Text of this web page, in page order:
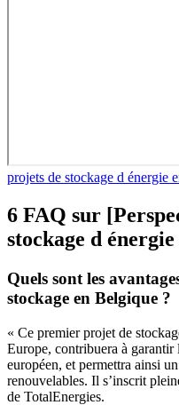
projets de stockage d énergie
6 FAQ sur
stockage d
Quels sont les
stockage en Belgique ?
« Ce premier projet de
Europe, contribuera à garantir
européen, et permettra ainsi
renouvelables. Il s’inscrit
de TotalEnergies.